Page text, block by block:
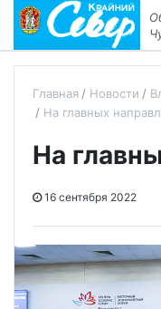
Главная Новости
На главных
На
16 сентября 2022